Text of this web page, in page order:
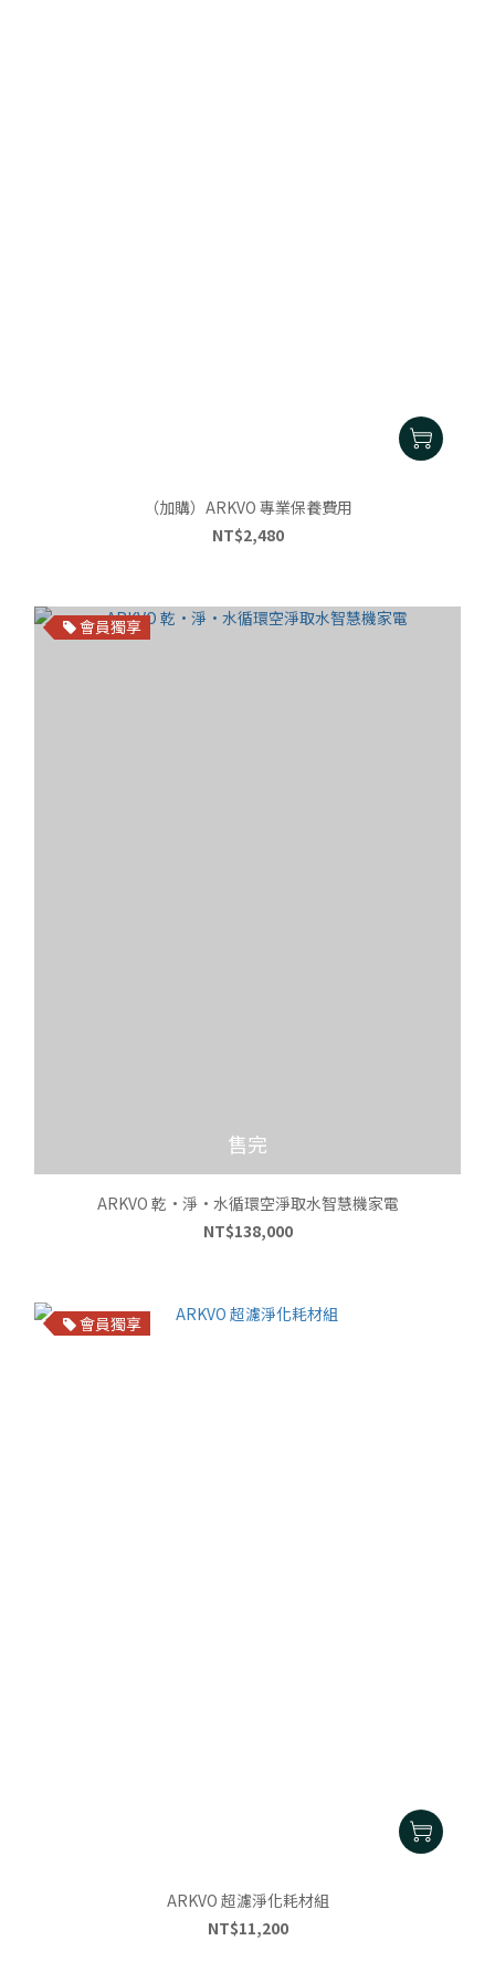
（加購）ARKVO 專業保養費用
NT$2,480
會員獨享
售完
ARKVO 乾•淨•水循環空淨取水智慧機家電
NT$138,000
會員獨享
ARKVO 超濾淨化耗材組
NT$11,200